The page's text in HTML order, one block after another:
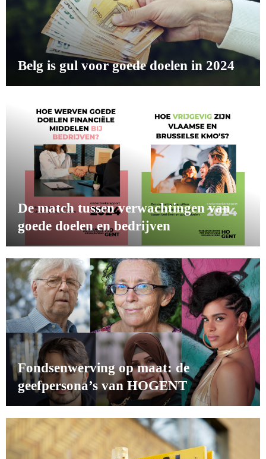
Belg is gul voor goede doelen in 2024
De match tussen verwachtingen van
goede doelen en bedrijven
Fondsenwerving op maat: de
geefpersona’s van HOGENT